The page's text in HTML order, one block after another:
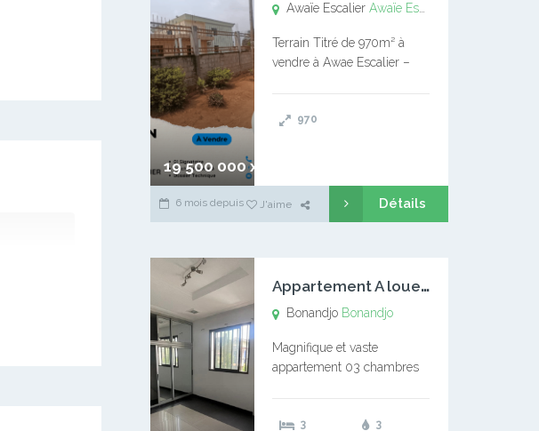
19 500 000 xaf
Awaïe EscalierAwaïe Escalier
Terrain Titré de 970m² à
vendre à Awae Escalier –
l’Université Catholique –
970
6 mois depuis J'aime Détails
A
ppartement A louer Bonandjo
Bonandjo Bonandjo
Magnifique et vaste
appartement 03 chambres
douches 01 vaste salon 01
3
3